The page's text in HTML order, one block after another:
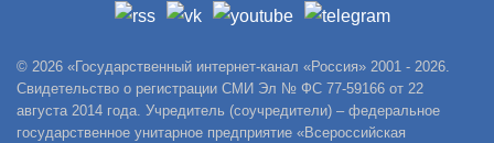
© 2026 «Государственный интернет-канал «Россия» 2001 - 2026.
Свидетельство о регистрации СМИ Эл № ФС 77-59166 от 22
августа 2014 года. Учредитель (соучредители) – федеральное
государственное унитарное предприятие «Всероссийская